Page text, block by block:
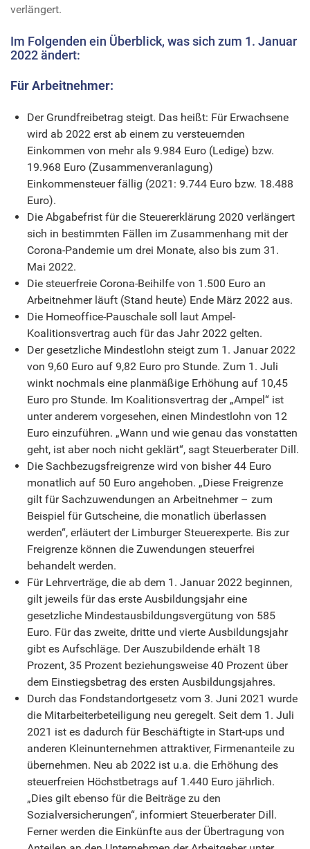
verlängert.
Im Folgenden ein Überblick, was sich zum 1. Januar
2022 ändert:
Für Arbeitnehmer:
Der Grundfreibetrag steigt. Das heißt: Für Erwachsene
wird ab 2022 erst ab einem zu versteuernden
Einkommen von mehr als 9.984 Euro (Ledige) bzw.
19.968 Euro (Zusammenveranlagung)
Einkommensteuer fällig (2021: 9.744 Euro bzw. 18.488
Euro).
Die Abgabefrist für die Steuererklärung 2020 verlängert
sich in bestimmten Fällen im Zusammenhang mit der
Corona-Pandemie um drei Monate, also bis zum 31.
Mai 2022.
Die steuerfreie Corona-Beihilfe von 1.500 Euro an
Arbeitnehmer läuft (Stand heute) Ende März 2022 aus.
Die Homeoffice-Pauschale soll laut Ampel-
Koalitionsvertrag auch für das Jahr 2022 gelten.
Der gesetzliche Mindestlohn steigt zum 1. Januar 2022
von 9,60 Euro auf 9,82 Euro pro Stunde. Zum 1. Juli
winkt nochmals eine planmäßige Erhöhung auf 10,45
Euro pro Stunde. Im Koalitionsvertrag der „Ampel“ ist
unter anderem vorgesehen, einen Mindestlohn von 12
Euro einzuführen. „Wann und wie genau das vonstatten
geht, ist aber noch nicht geklärt“, sagt Steuerberater Dill.
Die Sachbezugsfreigrenze wird von bisher 44 Euro
monatlich auf 50 Euro angehoben. „Diese Freigrenze
gilt für Sachzuwendungen an Arbeitnehmer – zum
Beispiel für Gutscheine, die monatlich überlassen
werden“, erläutert der Limburger Steuerexperte. Bis zur
Freigrenze können die Zuwendungen steuerfrei
behandelt werden.
Für Lehrverträge, die ab dem 1. Januar 2022 beginnen,
gilt jeweils für das erste Ausbildungsjahr eine
gesetzliche Mindestausbildungsvergütung von 585
Euro. Für das zweite, dritte und vierte Ausbildungsjahr
gibt es Aufschläge. Der Auszubildende erhält 18
Prozent, 35 Prozent beziehungsweise 40 Prozent über
dem Einstiegsbetrag des ersten Ausbildungsjahres.
Durch das Fondstandortgesetz vom 3. Juni 2021 wurde
die Mitarbeiterbeteiligung neu geregelt. Seit dem 1. Juli
2021 ist es dadurch für Beschäftigte in Start-ups und
anderen Kleinunternehmen attraktiver, Firmenanteile zu
übernehmen. Neu ab 2022 ist u.a. die Erhöhung des
steuerfreien Höchstbetrags auf 1.440 Euro jährlich.
„Dies gilt ebenso für die Beiträge zu den
Sozialversicherungen“, informiert Steuerberater Dill.
Ferner werden die Einkünfte aus der Übertragung von